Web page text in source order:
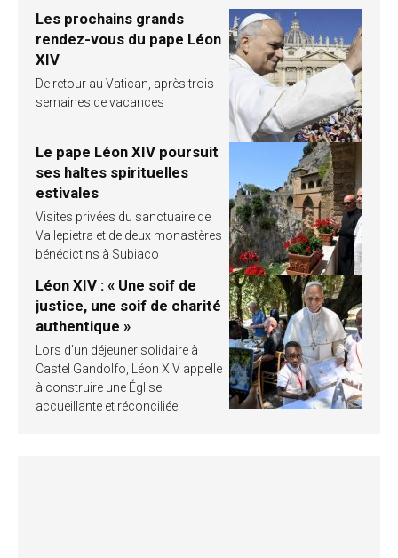
Les prochains grands
rendez-vous du pape Léon
XIV
De retour au Vatican, après trois
semaines de vacances
Le pape Léon XIV poursuit
ses haltes spirituelles
estivales
Visites privées du sanctuaire de
Vallepietra et de deux monastères
bénédictins à Subiaco
Léon XIV : « Une soif de
justice, une soif de charité
authentique »
Lors d’un déjeuner solidaire à
Castel Gandolfo, Léon XIV appelle
à construire une Église
accueillante et réconciliée